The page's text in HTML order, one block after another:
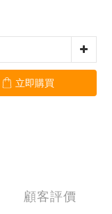
立即購買
顧客評價